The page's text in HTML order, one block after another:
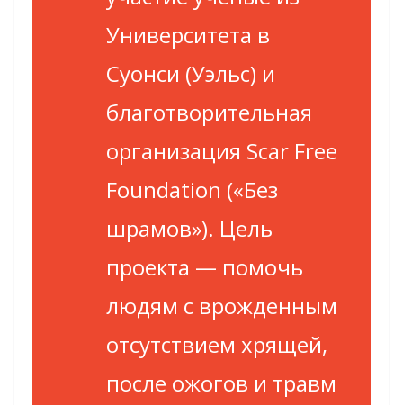
Университета в
Суонси (Уэльс) и
благотворительная
организация Scar Free
Foundation («Без
шрамов»). Цель
проекта — помочь
людям с врожденным
отсутствием хрящей,
после ожогов и травм